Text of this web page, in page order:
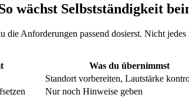
wächst Selbstständigkeit
die Anforderungen passend dosierst. Nicht
Was du übernimmst
Standort vorbereiten, Lautstärke
Nur noch Hinweise geben